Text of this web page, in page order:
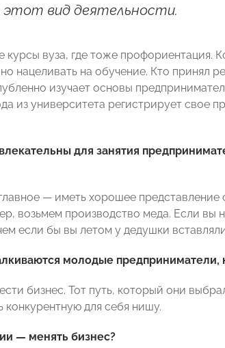
этот вид деятельности.
вуза, где тоже профориентация.
нацеливать на обучение. Кто принял
изучает основы
из университета регистрирует свое
для занятия
— иметь хорошее представление
возьмем производство меда. Если вы
если бы вы летом у дедушки
молодые предприниматели,
бизнес. Тот путь, который они
конкурентную для себя нишу.
— менять бизнес?